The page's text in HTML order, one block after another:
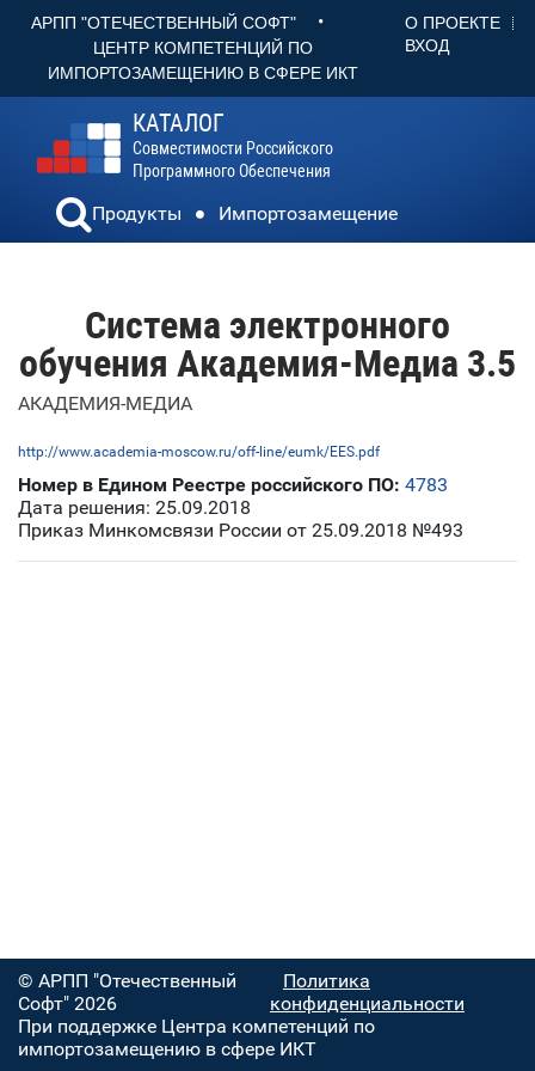
АРПП "ОТЕЧЕСТВЕННЫЙ СОФТ" •
ЦЕНТР КОМПЕТЕНЦИЙ ПО
ИМПОРТОЗАМЕЩЕНИЮ В СФЕРЕ ИКТ
О ПРОЕКТЕ
ВХОД
КАТАЛОГ
Совместимости Российского
Программного Обеспечения
Продукты Импортозамещение
Система электронного
обучения Академия-Медиа 3.5
АКАДЕМИЯ-МЕДИА
http://www.academia-moscow.ru/off-line/eumk/EES.pdf
Номер в Едином Реестре российского ПО: 4783
Дата решения: 25.09.2018
Приказ Минкомсвязи России от 25.09.2018 №493
© АРПП "Отечественный
Софт" 2026
Политика
конфиденциальности
При поддержке Центра компетенций по
импортозамещению в сфере ИКТ